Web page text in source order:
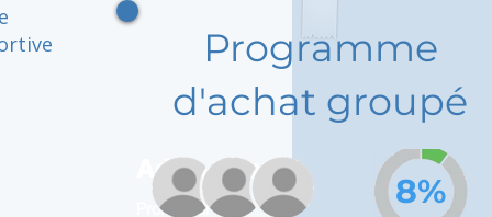
Adam Caar
Promoteur
Programme
d'achat groupé
8%